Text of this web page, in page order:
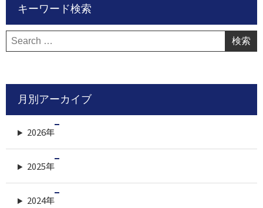
キーワード検索
検
索:
月別アーカイブ
2026年
2025年
2024年